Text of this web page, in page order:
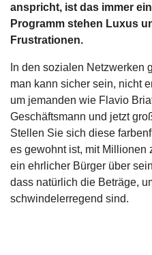
anspricht, ist das immer
Programm stehen Luxus
Frustrationen.
In den sozialen Netzwerken
man kann sicher sein, nicht
um jemanden wie Flavio
Geschäftsmann und jetzt
Stellen Sie sich diese
es gewohnt ist, mit Millionen
ein ehrlicher Bürger über
dass natürlich die Beträge,
schwindelerregend sind.